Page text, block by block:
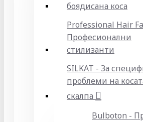
боядисана коса
Professional Hair
Професионални
стилизанти
SILKAT - За
проблеми на
скалпа
Bulboton -